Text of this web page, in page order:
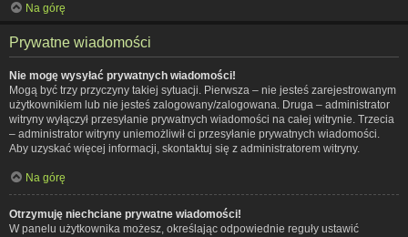
Na górę
Prywatne wiadomości
Nie mogę wysyłać prywatnych wiadomości!
Mogą być trzy przyczyny takiej sytuacji. Pierwsza – nie jesteś zarejestrowanym
użytkownikiem lub nie jesteś zalogowany/zalogowana. Druga – administrator
witryny wyłączył przesyłanie prywatnych wiadomości na całej witrynie. Trzecia
– administrator witryny uniemożliwił ci przesyłanie prywatnych wiadomości.
Aby uzyskać więcej informacji, skontaktuj się z administratorem witryny.
Na górę
Otrzymuję niechciane prywatne wiadomości!
W panelu użytkownika możesz, określając odpowiednie reguły ustawić